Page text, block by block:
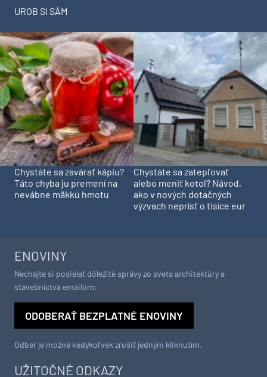
UROB SI SÁM
Chystáte sa zavárať kápiu?
Táto chyba ju premení na
nevábne mäkkú hmotu
Chystáte sa zatepľovať
alebo meniť kotol? Návod,
ako v nových dotačných
výzvach neprísť o tisíce eur
UŽITOČNÉ ODKAZY
ENOVINY
Nechajte si posielať dôležité správy zo sveta architektúry a
stavebníctva emailom:
ODOBERAŤ BEZPLATNÉ ENOVINY
Odber je možné kedykoľvek zrušiť jedným kliknutím.